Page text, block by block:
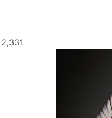
2,331